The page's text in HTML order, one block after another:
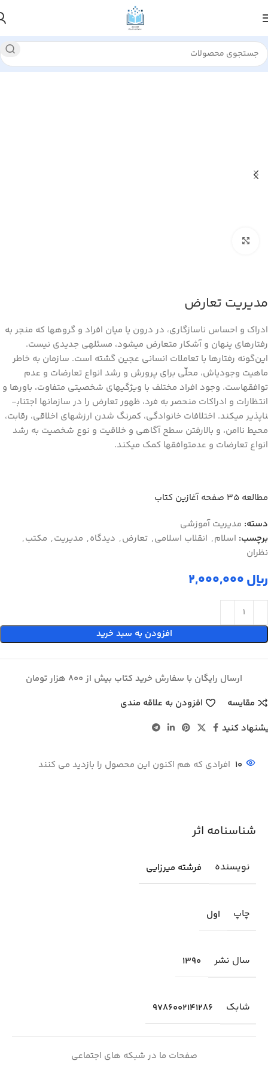
خانه مديريت مدیریت آموزشی
مدیریت تعارض
ادراک و احساس ناسازگاری، در درون یا میان افراد و گروه­ها که منجر به
رفتارهای پنهان و آشکار متعارض می­شود، مسئله‏ی جدیدی نیست.
این‌گونه رفتارها با تعاملات انسانی عجین گشته است. سازمان به خاطر
ماهیت وجودی‏اش، محلّی برای پرورش و رشد انواع تعارضات و عدم
توافق­هاست. وجود افراد مختلف با ویژگی‏های شخصیتی متفاوت، باورها و
انتظارات و ادراکات منحصر به فرد، ظهور تعارض را در سازمان­ها اجتناب­
ناپذیر می­کند. اختلافات خانوادگی، کم­رنگ شدن ارزش­های اخلاقی، رقابت،
محیط ناامن، و بالارفتن سطح آگاهی و خلاقیت و نوع شخصیت به رشد
انواع تعارضات و عدم­توافق­ها کمک می­کند.
مطالعه ۳۵ صفحه آغازین کتاب
دسته: مدیریت آموزشی
برچسب: اسلام, انقلاب اسلامي, تعارض, دیدگاه, مدیریت, مکتب,
نظران
ریال
افزودن به سبد خرید
ارسال رایگان با سفارش خرید کتاب بیش از 800 هزار تومان
مقایسه
افزودن به علاقه مندی
کنید
10 افرادی که هم اکنون این محصول را بازدید می کنند
شناسنامه اثر
نویسنده فرشته میرزایی
چاپ اول
سال نشر 1390
شابك 9786002141286
صفحات ما در شبکه های اجتماعی